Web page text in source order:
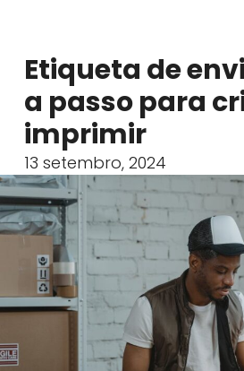
Etiqueta de
a passo para
imprimir
13 setembro, 2024